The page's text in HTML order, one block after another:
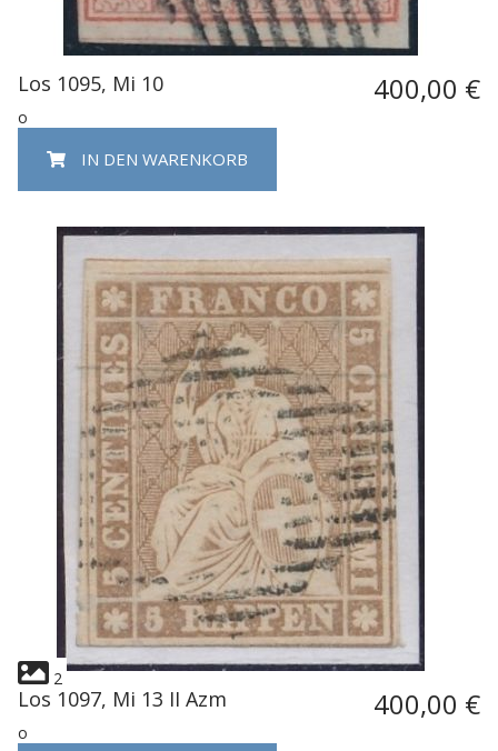
Los 1095, Mi 10 400,00 €
o
IN DEN WARENKORB
2
Los 1097, Mi 13 II Azm 400,00 €
o